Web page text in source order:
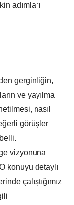
adımları
gerginliğin,
ve yayılma
nasıl
görüşler
vizyonuna
konuyu detaylı
çalıştığımız